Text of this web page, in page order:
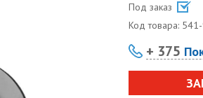
Под заказ
Код товара:
+ 375